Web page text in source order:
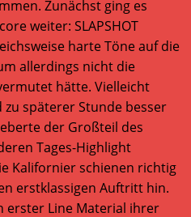
Zunächst ging es
weiter: SLAPSHOT
harte Töne auf die
allerdings nicht die
hätte. Vielleicht
späterer Stunde besser
der Großteil des
Tages-Highlight
Kalifornier schienen richtig
erstklassigen Auftritt hin.
erster Line Material ihrer